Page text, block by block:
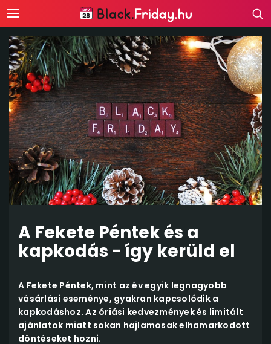
A Fekete Péntek és a
kapkodás - így kerüld el
A Fekete Péntek, mint az év egyik legnagyobb
vásárlási eseménye, gyakran kapcsolódik a
kapkodáshoz. Az óriási kedvezmények és limitált
ajánlatok miatt sokan hajlamosak elhamarkodott
döntéseket hozni.